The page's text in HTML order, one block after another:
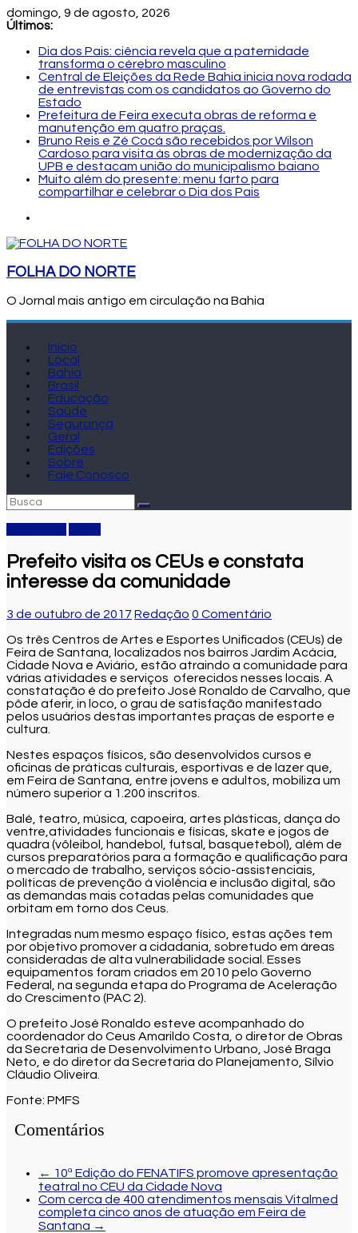
domingo, 9 de agosto, 2026
Últimos:
Dia dos Pais: ciência revela que a paternidade
transforma o cérebro masculino
Central de Eleições da Rede Bahia inicia nova rodada
de entrevistas com os candidatos ao Governo do
Estado
Prefeitura de Feira executa obras de reforma e
manutenção em quatro praças.
Bruno Reis e Zé Cocá são recebidos por Wilson
Cardoso para visita às obras de modernização da
UPB e destacam união do municipalismo baiano
Muito além do presente: menu farto para
compartilhar e celebrar o Dia dos Pais
FOLHA DO NORTE
O Jornal mais antigo em circulação na Bahia
Início
Local
Bahia
Brasil
Educação
Saúde
Segurança
Geral
Edições
Sobre
Fale Conosco
Prefeito visita os CEUs e constata
interesse da comunidade
3 de outubro de 2017 Redação 0 Comentário
Os três Centros de Artes e Esportes Unificados (CEUs) de
Feira de Santana, localizados nos bairros Jardim Acácia,
Cidade Nova e Aviário, estão atraindo a comunidade para
várias atividades e serviços oferecidos nesses locais. A
constatação é do prefeito José Ronaldo de Carvalho, que
pôde aferir, in loco, o grau de satisfação manifestado
pelos usuários destas importantes praças de esporte e
cultura.
Nestes espaços físicos, são desenvolvidos cursos e
oficinas de práticas culturais, esportivas e de lazer que,
em Feira de Santana, entre jovens e adultos, mobiliza um
número superior a 1.200 inscritos.
Balé, teatro, música, capoeira, artes plásticas, dança do
ventre,atividades funcionais e físicas, skate e jogos de
quadra (vôleibol, handebol, futsal, basquetebol), além de
cursos preparatórios para a formação e qualificação para
o mercado de trabalho, serviços sócio-assistenciais,
políticas de prevenção à violência e inclusão digital, são
as demandas mais cotadas pelas comunidades que
orbitam em torno dos Ceus.
Integradas num mesmo espaço físico, estas ações tem
por objetivo promover a cidadania, sobretudo em áreas
consideradas de alta vulnerabilidade social. Esses
equipamentos foram criados em 2010 pelo Governo
Federal, na segunda etapa do Programa de Aceleração
do Crescimento (PAC 2).
O prefeito José Ronaldo esteve acompanhado do
coordenador do Ceus Amarildo Costa, o diretor de Obras
da Secretaria de Desenvolvimento Urbano, José Braga
Neto, e do diretor da Secretaria do Planejamento, Sílvio
Cláudio Oliveira.
Fonte: PMFS
Comentários
← 10ª Edição do FENATIFS promove apresentação
teatral no CEU da Cidade Nova
Com cerca de 400 atendimentos mensais Vitalmed
completa cinco anos de atuação em Feira de
Santana →